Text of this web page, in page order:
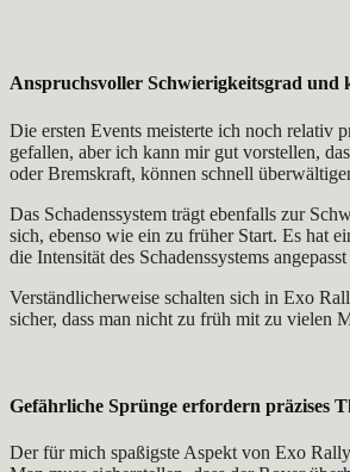
Anspruchsvoller Schwierigkeitsgrad und
Die ersten Events meisterte ich noch relativ
gefallen, aber ich kann mir gut vorstellen,
oder Bremskraft, können schnell
Das Schadenssystem trägt ebenfalls zur
sich, ebenso wie ein zu früher Start. Es hat
die Intensität des Schadenssystems
Verständlicherweise schalten sich in Exo
sicher, dass man nicht zu früh mit zu vielen
Gefährliche Sprünge erfordern präzises
Der für mich spaßigste Aspekt von Exo